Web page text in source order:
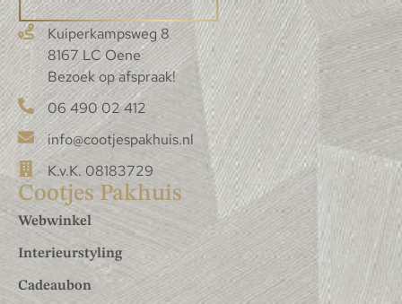
Kuiperkampsweg 8
8167 LC Oene
Bezoek op afspraak!
06 490 02 412
info@cootjespakhuis.nl
K.v.K. 08183729
Cootjes Pakhuis
Webwinkel
Interieurstyling
Cadeaubon